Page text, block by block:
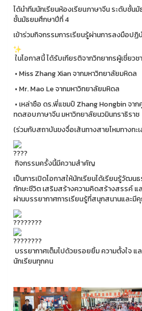
ได้นำทีมนักเรียนห้องเรียนภาษาจีน ระดับชั้น
ชั้นมัธยมศึกษาปีที่ 4
เข้าร่วมกิจกรรมการเรียนรู้ผ่านการลงมือป
ในโอกาสนี้ ได้รับเกียรติจากวิทยากรผู้เชี่ยว
• Miss Zhang Xian จากมหาวิทยาลัยมหิดล
• Mr. Mao Le จากมหาวิทยาลัยมหิดล
• เหล่าซือ ดร.พี่แชมป์ Zhang Hongbin จา
ทดสอบภาษาจีน มหาวิทยาลัยนวมินทราธิราช
(ร่วมกับสถาบันขงจื่อเส้นทางสายไหมทางทะ
กิจกรรมครั้งนี้มีความสำคัญ
เป็นการเปิดโอกาสให้นักเรียนได้เรียนรู้วัฒ
ทักษะชีวิต เสริมสร้างความคิดสร้างสรรค์ แ
ผ่านบรรยากาศการเรียนรู้ที่สนุกสนานและมี
บรรยากาศเต็มไปด้วยรอยยิ้ม ความตั้งใจ แ
นักเรียนทุกคน